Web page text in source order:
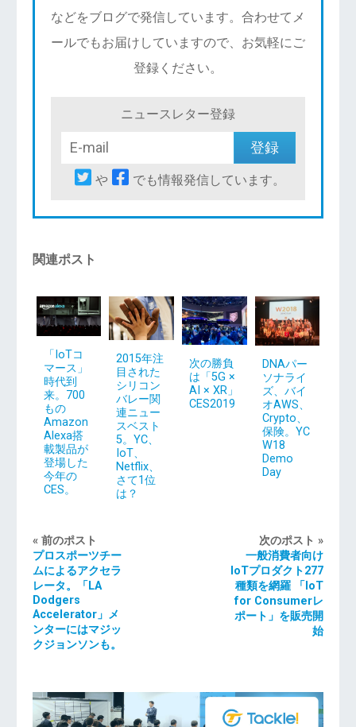
などをブログで発信しています。合わせてメ
ールでもお届けしていますので、お気軽にご
登録ください。
ニュースレター登録
や でも情報発信しています。
関連ポスト
「IoTコ
マース」
時代到
来。700
もの
Amazon
Alexa搭
載製品が
登場した
今年の
CES。
2015年注
目された
シリコン
バレー関
連ニュー
スベスト
5。YC、
IoT、
Netflix、
さて1位
は？
次の勝負
は「5G ×
AI × XR」
CES2019
DNAパー
ソナライ
ズ、バイ
オAWS、
Crypto、
保険。YC
W18
Demo
Day
« 前のポスト
プロスポーツチー
ムによるアクセラ
レータ。「LA
Dodgers
Accelerator」メ
ンターにはマジッ
クジョンソンも。
次のポスト »
一般消費者向け
IoTプロダクト277
種類を網羅 「IoT
for Consumerレ
ポート」を販売開
始